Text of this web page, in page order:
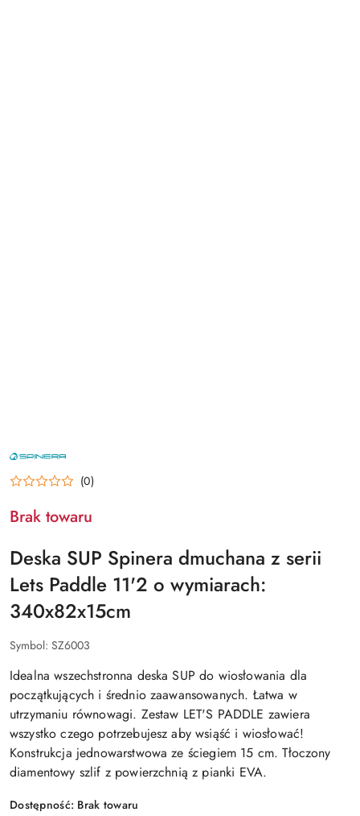
NAZWA
PRODUCENTA:
SPINERA (0)
Brak towaru
Deska SUP Spinera dmuchana z serii
Lets Paddle 11'2 o wymiarach:
340x82x15cm
Symbol: SZ6003
Idealna wszechstronna deska SUP do wiosłowania dla
początkujących i średnio zaawansowanych. Łatwa w
utrzymaniu równowagi. Zestaw LET'S PADDLE zawiera
wszystko czego potrzebujesz aby wsiąść i wiosłować!
Konstrukcja jednowarstwowa ze ściegiem 15 cm. Tłoczony
diamentowy szlif z powierzchnią z pianki EVA.
Dostępność: Brak towaru